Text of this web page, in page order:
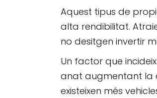
Aquest tipus de
alta rendibilitat.
no desitgen invertir
Un factor que
anat augmentant la
existeixen més